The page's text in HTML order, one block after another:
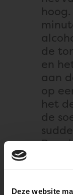
Deze website
de
en
aan
op
het
de
Roer